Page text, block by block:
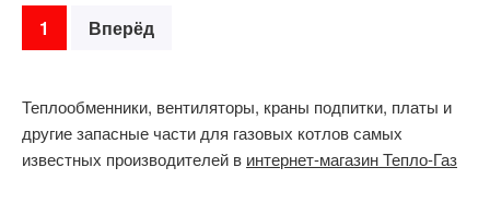
1 Вперёд
Теплообменники, вентиляторы, краны подпитки, платы и
другие запасные части для газовых котлов самых
известных производителей в интернет-магазин Тепло-Газ